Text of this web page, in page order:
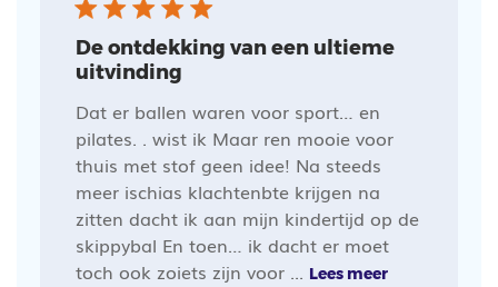
De ontdekking van een ultieme
uitvinding
Dat er ballen waren voor sport… en
pilates. . wist ik Maar ren mooie voor
thuis met stof geen idee! Na steeds
meer ischias klachtenbte krijgen na
zitten dacht ik aan mijn kindertijd op de
skippybal En toen… ik dacht er moet
toch ook zoiets zijn voor ... Lees meer